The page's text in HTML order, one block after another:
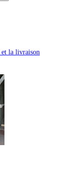
et la livraison